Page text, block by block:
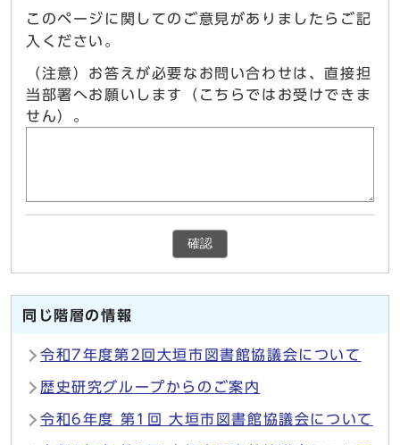
このページに関してのご意見がありましたらご記
入ください。
（注意）お答えが必要なお問い合わせは、直接担
当部署へお願いします（こちらではお受けできま
せん）。
確認
同じ階層の情報
令和7年度第2回大垣市図書館協議会について
歴史研究グループからのご案内
令和6年度 第1回 大垣市図書館協議会について